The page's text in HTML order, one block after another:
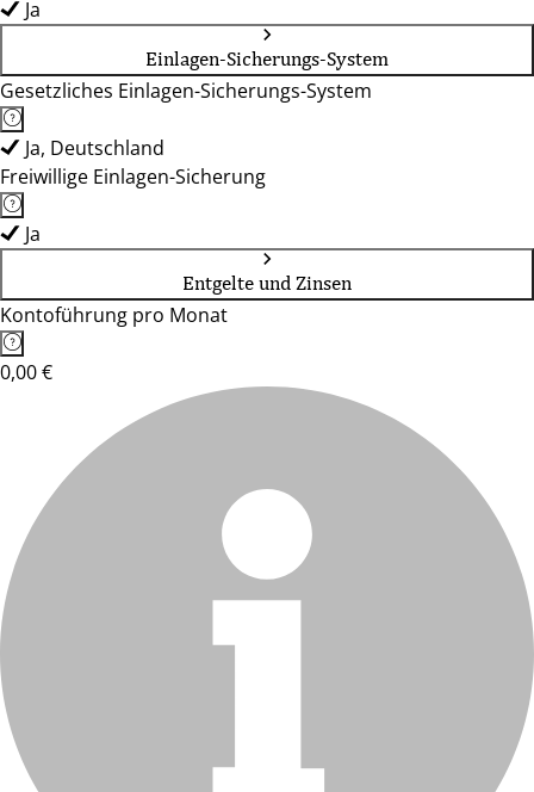
Ja
Einlagen-Sicherungs-System
Gesetzliches Einlagen-Sicherungs-System
Ja, Deutschland
Freiwillige Einlagen-Sicherung
Ja
Entgelte und Zinsen
Kontoführung pro Monat
0,00 €